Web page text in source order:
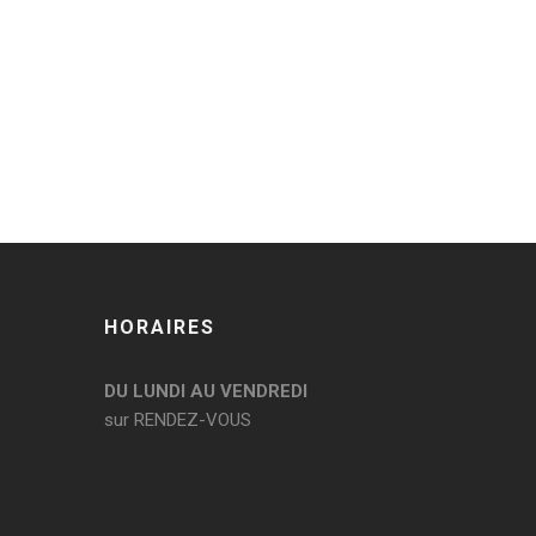
HORAIRES
DU LUNDI AU VENDREDI
sur RENDEZ-VOUS